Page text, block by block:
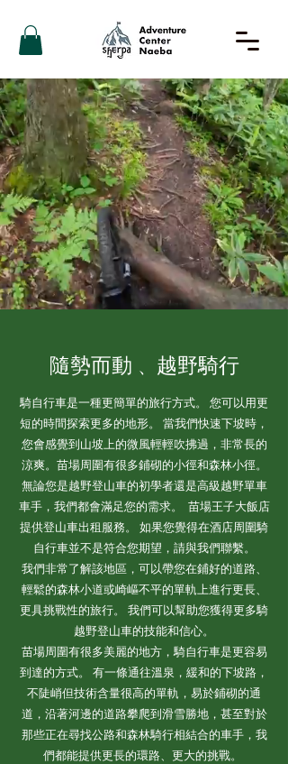
隨勢而動 、 越野騎行
騎自行車是一種更簡單的旅行方式。 您可以用更
短的時間探索更多的地形。 當我們快速下坡時，
您會感覺到山坡上的微風輕輕吹拂過，非常長的
涼爽。苗場周圍有很多鋪砌的小徑和森林小徑。
無論您是越野登山車的初學者還是高級越野單車
車手，我們都會滿足您的需求。 ​ 苗場王子大飯店
提供登山車出租服務。 如果您覺得在酒店周圍騎
自行車並不是符合您期望，請與我們聯繫。
我們非常了解該地區，可以帶您在鋪好的道路、
輕鬆的森林小道或崎嶇不平的單軌上進行更長、
更具挑戰性的旅行。 我們可以幫助您獲得更多騎
越野登山車的技能和信心。
苗場周圍有很多美麗的地方，騎自行車是更容易
到達的方式。 有一條通往溫泉，緩和的下坡路，
不陡峭但技術含量很高的單軌，易於鋪砌的通
道，沿著河邊的道路攀爬到滑雪勝地，甚至對於
那些正在尋找公路和森林騎行相結合的車手，我
們都能提供更長的環路、更大的挑戰。 ​